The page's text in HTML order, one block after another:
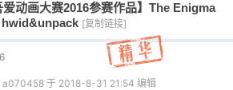
索
› ›
爱动画大赛2016参赛作品】The Enigma
hwid&unpack [复制链接]
a070458 于 2018-8-31 21:54 编辑